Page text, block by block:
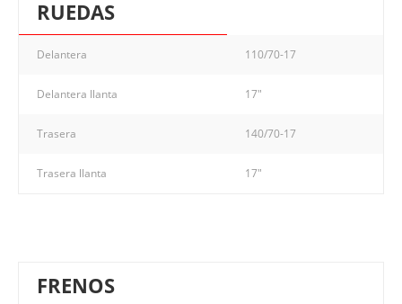
RUEDAS
Delantera 110/70-17
Delantera llanta 17"
Trasera 140/70-17
Trasera llanta 17"
FRENOS